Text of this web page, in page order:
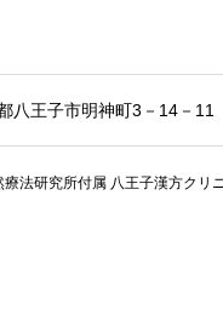
八王子市明神町3－14－
法研究所付属 八王子漢方クリ